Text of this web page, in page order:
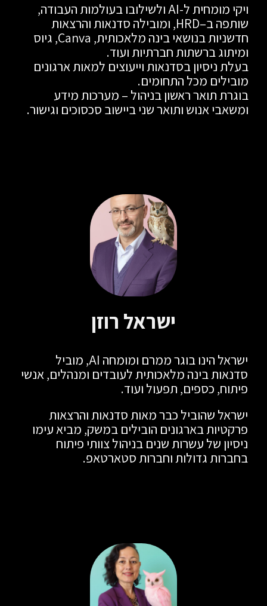
ויקי מומחית ל-AI ולשילובו בעולמות העבודה,
שותפה ב–HRD, ומובילה סדנאות והרצאות
חדשניות בנושאי בינה מלאכותית, Canva, גיוס
ומיתוג ברשתות חברתיות ועוד.
בעלת ניסיון בסדנאות וייעוצים למאות ארגונים
מובילים מכל התחומים.
בוגרת תואר ראשון בניהול – מערכות מידע
ומשאבי אנוש ותואר שני ביישוב סכסוכים וגישור.
ישראל רוזן
ישראל הינו בוגר ממרם ומומחה AI, מוביל
סדנאות בינה מלאכותית לעובדים ומנהלים, אנשי
פיתוח, כספים, תפעול ועוד.
ישראל שהוביל כבר מאות סדנאות והרצאות
פרקטיות בארגונים הובילים במשק, מביא עימו
ניסיון של עשרות שנים בניהול צוותי פיתוח
בחברות גדולות וחברות סטארטאפ.